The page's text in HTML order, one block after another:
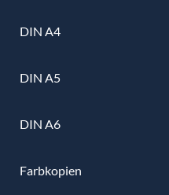
DIN A4
DIN A5
DIN A6
Farbkopien